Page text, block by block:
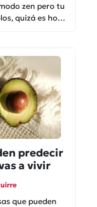
zen pero tu
quizá es hora
predecir
a vivir
que pueden